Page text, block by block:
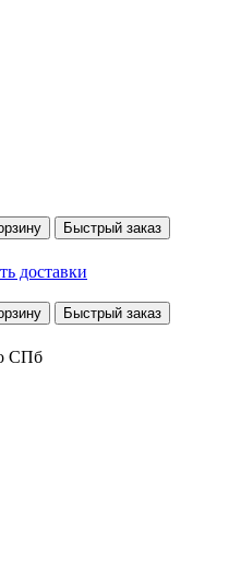
Быстрый заказ
доставки
Быстрый заказ
СПб